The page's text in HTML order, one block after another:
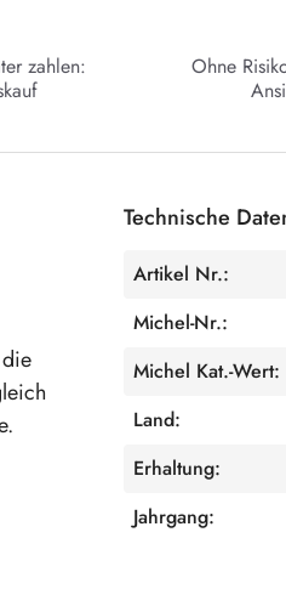
zahlen:
Ohne
Technische
Artikel Nr.:
Michel-Nr.:
Michel Kat.-Wert:
Land:
Erhaltung:
Jahrgang: